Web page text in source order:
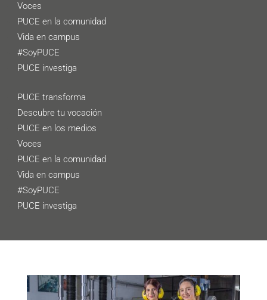
Voces
PUCE en la comunidad
Vida en campus
#SoyPUCE
PUCE investiga
PUCE transforma
Descubre tu vocación
PUCE en los medios
Voces
PUCE en la comunidad
Vida en campus
#SoyPUCE
PUCE investiga